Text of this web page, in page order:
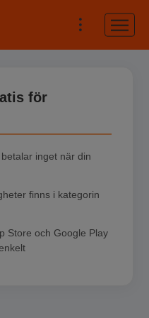
för
inget när din
finns i kategorin
Store och Google Play